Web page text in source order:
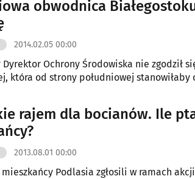
obwodnica
2014.02.05 00:00
Dyrektor Ochrony Środowiska nie zgodził
która od strony południowej stanowiłaby
rajem dla bocianów. Ile
2013.08.01 00:00
Podlasia zgłosili w ramach